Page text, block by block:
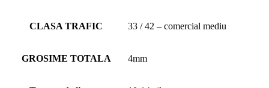
CLASA TRAFIC 33 / 42 – comercial mediu
GROSIME TOTALA 4mm